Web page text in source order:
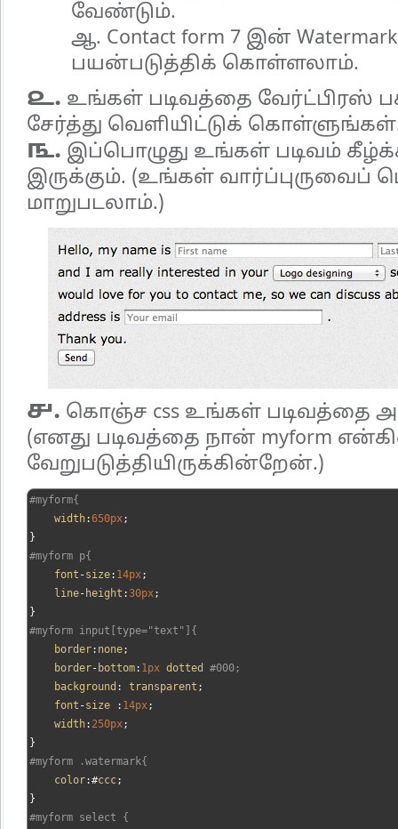
வேண்டும்.
ஆ. Contact form 7 இன்
பயன்படுத்திக் கொள்ளலாம்.
௨. உங்கள் படிவத்தை வேர்ட்பிரஸ்
சேர்த்து வெளியிட்டுக்
௩. இப்பொழுது உங்கள் படிவம்
இருக்கும். (உங்கள் வார்ப்புருவைப்
மாறுபடலாம்.)
௪. கொஞ்ச css உங்கள் படிவத்தை
(எனது படிவத்தை நான் myform
வேறுபடுத்தியிருக்கின்றேன்.)
#myform{
    width
:650px;
}
#myform p{
    font
-size: 14px;
    line
- height :30px;
}
#myform input[type="text"]{
    border
: none;
    border
- bottom: 1px dotted #000;
    background
: transparent ;
    font
-size : 14px;
    width
: 250px;
}
#myform .watermark{
    color
:#ccc;
}
#myform select {